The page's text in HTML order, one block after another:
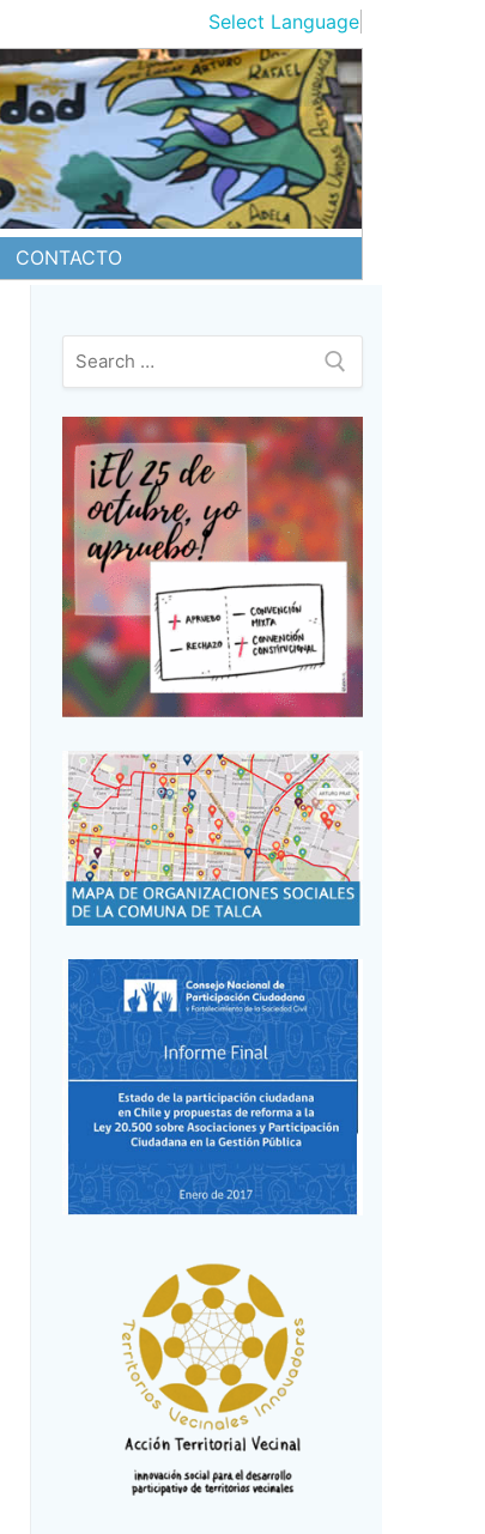
Select Language
CONTACTO